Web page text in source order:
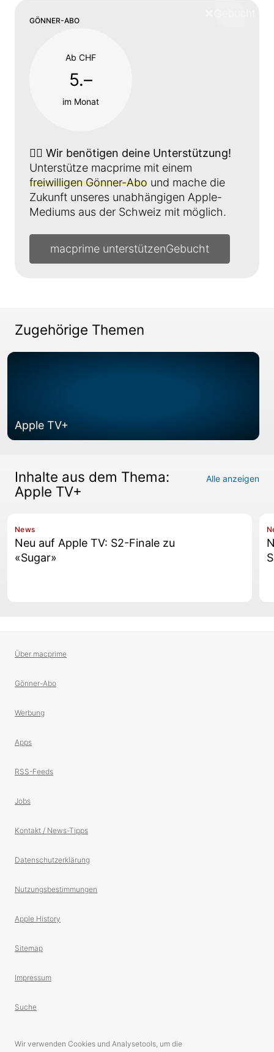
GÖNNER-ABO
Ab CHF
5.–
im Monat
👉🏼 Wir benötigen deine Unterstützung!
Unterstütze macprime mit einem
freiwilligen Gönner-Abo und mache die
Zukunft unseres unabhängigen Apple-
Mediums aus der Schweiz mit möglich.
macprime unterstützen
Zugehörige Themen
Apple TV+
Inhalte aus dem Thema:
Apple TV+
Alle anzeigen
News
Neu auf Apple TV: S2-Finale zu
«Sugar»
Über macprime
Gönner-Abo
Werbung
Apps
RSS-Feeds
Jobs
Kontakt / News-Tipps
Datenschutzerklärung
Nutzungsbestimmungen
Apple History
Sitemap
Impressum
Suche
Wir verwenden Cookies und Analysetools, um die